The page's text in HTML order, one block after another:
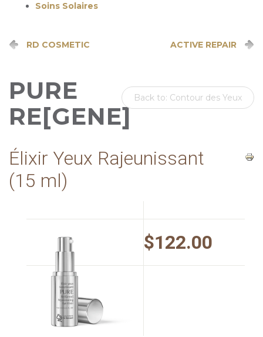
Soins Solaires
RD COSMETIC ACTIVE REPAIR
Back to: Contour des Yeux
PURE
RE[GENE]
Élixir Yeux Rajeunissant
(15 ml)
$122.00